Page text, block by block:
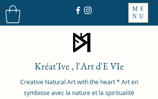
ME
NU
Kréat'Ive , l'Art d'E VIe
Creative Natural Art with the heart * Art en
symbiose avec la nature et la spiritualité